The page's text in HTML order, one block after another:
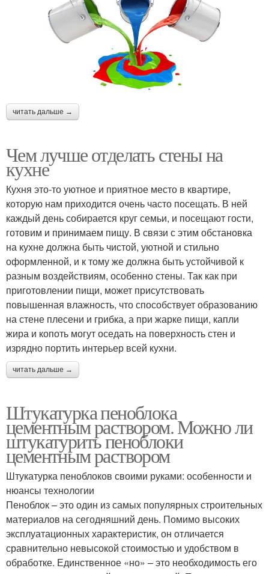
читать дальше →
Чем лучше отделать стены на
кухне
Кухня это-то уютное и приятное место в квартире,
которую нам приходится очень часто посещать. В ней
каждый день собирается круг семьи, и посещают гости,
готовим и принимаем пищу. В связи с этим обстановка
на кухне должна быть чистой, уютной и стильно
оформленной, и к тому же должна быть устойчивой к
разным воздействиям, особенно стены. Так как при
приготовлении пищи, может присутствовать
повышенная влажность, что способствует образованию
на стене плесени и грибка, а при жарке пищи, капли
жира и копоть могут оседать на поверхность стен и
изрядно портить интерьер всей кухни.
читать дальше →
Штукатурка пеноблока
цементным раствором. Можно ли
штукатурить пеноблоки
цементным раствором
Штукатурка пеноблоков своими руками: особенности и
нюансы технологии
Пеноблок – это один из самых популярных строительных
материалов на сегодняшний день. Помимо высоких
эксплуатационных характеристик, он отличается
сравнительно невысокой стоимостью и удобством в
обработке. Единственное «но» – это необходимость его